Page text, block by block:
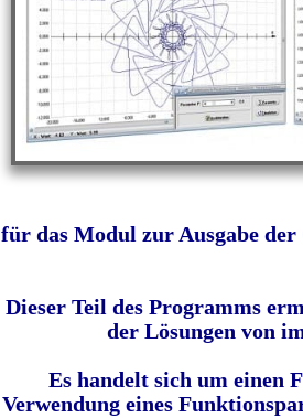
für das Modul zur Ausgabe
Dieser Teil des Programms
der Lösungen von
Es handelt sich um einen
Verwendung eines